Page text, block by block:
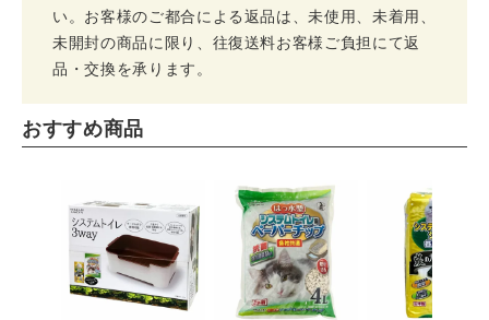
い。お客様のご都合による返品は、未使用、未着用、
未開封の商品に限り、往復送料お客様ご負担にて返
品・交換を承ります。
おすすめ商品